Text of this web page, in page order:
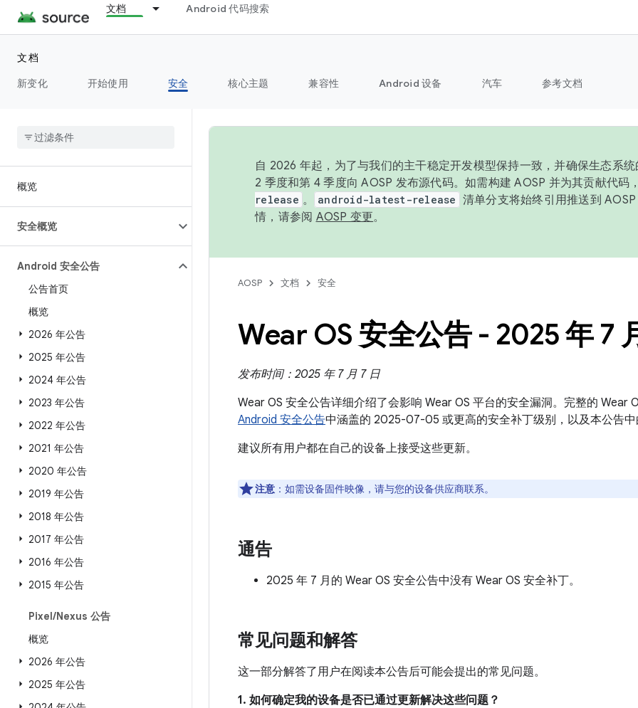
文档 Android 代码搜索
文档
新变化
开始使用 安全 核心主题 兼容性 Android 设备 汽车 参考文档
概览
安全概览
Android 安全公告
公告首页
概览
2026 年公告
2025 年公告
2024 年公告
2023 年公告
2022 年公告
2021 年公告
2020 年公告
2019 年公告
2018 年公告
2017 年公告
2016 年公告
2015 年公告
Pixel/Nexus 公告
概览
2026 年公告
2025 年公告
自 2026 年起，为了与我们的主干稳定开发模型保持一致，并确保生态系
2 季度和第 4 季度向 AOSP 发布源代码。如需构建 AOSP 并为其贡献代码
release 。 android-latest-release 清单分支将始终引用推送到
情，请参阅 AOSP 变更。
AOSP 文档 安全
Wear OS 安全公告 - 2025 年 7
发布时间：2025 年 7 月 7 日
Wear OS 安全公告详细介绍了会影响 Wear OS 平台的安全漏洞。完整的 Wear
Android 安全公告中涵盖的 2025-07-05 或更高的安全补丁级别，以及本公告
建议所有用户都在自己的设备上接受这些更新。
注意 ：如需设备固件映像，请与您的设备供应商联系。
通告
2025 年 7 月的 Wear OS 安全公告中没有 Wear OS 安全补丁。
常见问题和解答
这一部分解答了用户在阅读本公告后可能会提出的常见问题。
1. 如何确定我的设备是否已通过更新解决这些问题？